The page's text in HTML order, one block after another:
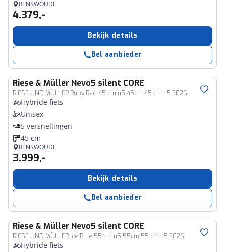
RENSWOUDE
4.379,-
Bekijk details
Bel aanbieder
Riese & Müller Nevo5 silent CORE
RIESE UND MÜLLER Ruby Red 45 cm n5 45cm 45 cm n5 2026
Hybride fiets
Unisex
5 versnellingen
45 cm
RENSWOUDE
3.999,-
Bekijk details
Bel aanbieder
Riese & Müller Nevo5 silent CORE
RIESE UND MÜLLER Ice Blue 55 cm n5 55cm 55 cm n5 2026
Hybride fiets